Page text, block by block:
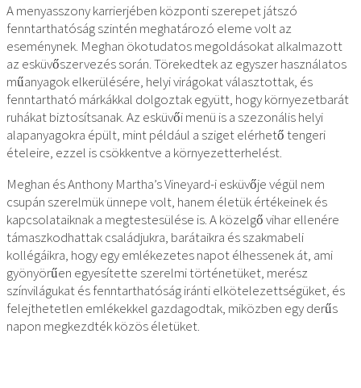
A menyasszony karrierjében központi szerepet játszó
fenntarthatóság szintén meghatározó eleme volt az
eseménynek. Meghan ökotudatos megoldásokat alkalmazott
az esküvőszervezés során. Törekedtek az egyszer használatos
műanyagok elkerülésére, helyi virágokat választottak, és
fenntartható márkákkal dolgoztak együtt, hogy környezetbarát
ruhákat biztosítsanak. Az esküvői menü is a szezonális helyi
alapanyagokra épült, mint például a sziget elérhető tengeri
ételeire, ezzel is csökkentve a környezetterhelést.
Meghan és Anthony Martha’s Vineyard-i esküvője végül nem
csupán szerelmük ünnepe volt, hanem életük értékeinek és
kapcsolataiknak a megtestesülése is. A közelgő vihar ellenére
támaszkodhattak családjukra, barátaikra és szakmabeli
kollégáikra, hogy egy emlékezetes napot élhessenek át, ami
gyönyörűen egyesítette szerelmi történetüket, merész
színvilágukat és fenntarthatóság iránti elkötelezettségüket, és
felejthetetlen emlékekkel gazdagodtak, miközben egy derűs
napon megkezdték közös életüket.